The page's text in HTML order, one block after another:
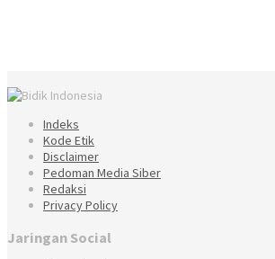
Indeks
Kode Etik
Disclaimer
Pedoman Media Siber
Redaksi
Privacy Policy
Jaringan Social